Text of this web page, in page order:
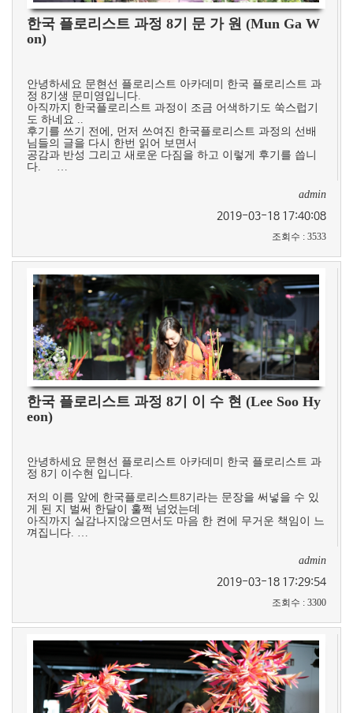
한국 플로리스트 과정 8기 문 가 원 (Mun Ga W
on)
안녕하세요 문현선 플로리스트 아카데미 한국 플로리스트 과
정 8기생 문미영입니다.
아직까지 한국플로리스트 과정이 조금 어색하기도 쑥스럽기
도 하네요 ..
후기를 쓰기 전에, 먼저 쓰여진 한국플로리스트 과정의 선배
님들의 글을 다시 한번 읽어 보면서
공감과 반성 그리고 새로운 다짐을 하고 이렇게 후기를 씁니
다. …
admin
2019-03-18 17:40:08
조회수 : 3533
한국 플로리스트 과정 8기 이 수 현 (Lee Soo Hy
eon)
안녕하세요 문현선 플로리스트 아카데미 한국 플로리스트 과
정 8기 이수현 입니다.
저의 이름 앞에 한국플로리스트8기라는 문장을 써넣을 수 있
게 된 지 벌써 한달이 훌쩍 넘었는데
아직까지 실감나지않으면서도 마음 한 켠에 무거운 책임이 느
껴집니다. …
admin
2019-03-18 17:29:54
조회수 : 3300